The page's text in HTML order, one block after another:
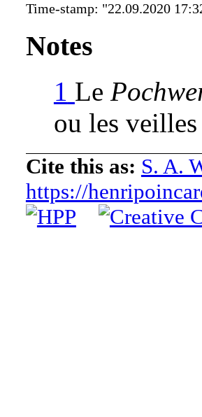
Time-stamp: "22.09.2020
Notes
1 Le
ou les
Cite this as: S. A.
https://